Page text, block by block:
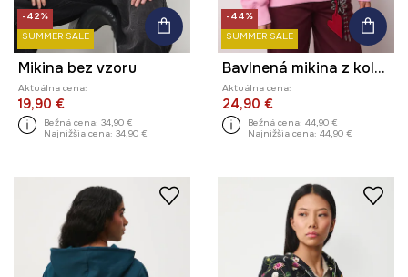
-42%
SUMMER SALE
Mikina bez vzoru
Aktuálna cena:
19,90 €
Bežná cena: 34,90 €
Najnižšia cena: 34,90 €
-44%
SUMMER SALE
Bavlnená mikina z kolekcie Valentine’s Day
Aktuálna cena:
24,90 €
Bežná cena: 44,90 €
Najnižšia cena: 44,90 €